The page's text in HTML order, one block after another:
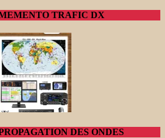
TRAFIC DX
DES ONDES